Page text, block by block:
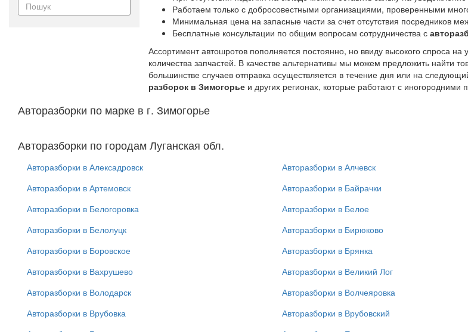
Работаем только с добросовестными организациями, проверенными
Минимальная цена на запасные части за счет отсутствия посредников
Бесплатные консультации по общим вопросам сотрудничества с
Ассортимент автошротов пополняется постоянно, но ввиду высокого спроса
количества запчастей. В качестве альтернативы мы можем предложить найти
большинстве случаев отправка осуществляется в течение дня или на
разборок в Зимогорье и других регионах, которые работают с
Авторазборки по марке в г. Зимогорье
Авторазборки по городам Луганская обл.
Авторазборки в Алексадровск Авторазборки в Алчевск
Авторазборки в Артемовск
Авторазборки в Байрачки
Авторазборки в Белогоровка
Авторазборки в Белое
Авторазборки в Белолуцк
Авторазборки в Бирюково
Авторазборки в Боровское
Авторазборки в Брянка
Авторазборки в Вахрушево
Авторазборки в Великий Лог
Авторазборки в Володарск
Авторазборки в Волчеяровка
Авторазборки в Врубовка
Авторазборки в Врубовский